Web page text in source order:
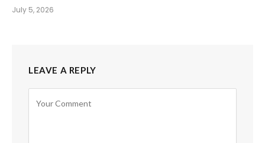
July 5, 2026
LEAVE A REPLY